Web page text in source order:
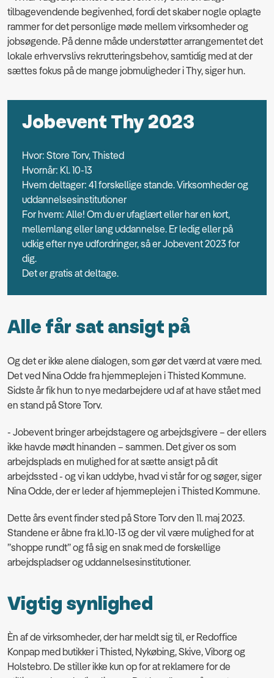
tilbagevendende begivenhed, fordi det skaber nogle oplagte
rammer for det personlige møde mellem virksomheder og
jobsøgende. På denne måde understøtter arrangementet det
lokale erhvervslivs rekrutteringsbehov, samtidig med at der
sættes fokus på de mange jobmuligheder i Thy, siger hun.
Jobevent Thy 2023
Hvor: Store Torv, Thisted
Hvornår: Kl. 10-13
Hvem deltager: 41 forskellige stande. Virksomheder og
uddannelsesinstitutioner
For hvem: Alle! Om du er ufaglært eller har en kort,
mellemlang eller lang uddannelse. Er ledig eller på
udkig efter nye udfordringer, så er Jobevent 2023 for
dig.
Det er gratis at deltage.
Alle får sat ansigt på
Og det er ikke alene dialogen, som gør det værd at være med.
Det ved Nina Odde fra hjemmeplejen i Thisted Kommune.
Sidste år fik hun to nye medarbejdere ud af at have stået med
en stand på Store Torv.
- Jobevent bringer arbejdstagere og arbejdsgivere – der ellers
ikke havde mødt hinanden – sammen. Det giver os som
arbejdsplads en mulighed for at sætte ansigt på dit
arbejdssted - og vi kan uddybe, hvad vi står for og søger, siger
Nina Odde, der er leder af hjemmeplejen i Thisted Kommune.
Dette års event finder sted på Store Torv den 11. maj 2023.
Standene er åbne fra kl.10-13 og der vil være mulighed for at
”shoppe rundt” og få sig en snak med de forskellige
arbejdspladser og uddannelsesinstitutioner.
Vigtig synlighed
Èn af de virksomheder, der har meldt sig til, er Redoffice
Konpap med butikker i Thisted, Nykøbing, Skive, Viborg og
Holstebro. De stiller ikke kun op for at reklamere for de